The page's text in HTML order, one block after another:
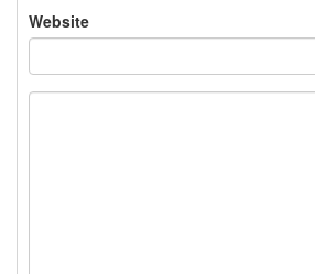
Website